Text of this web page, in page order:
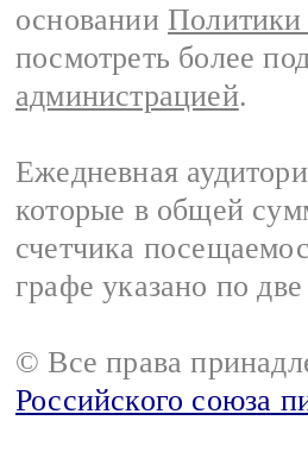
основании Политики
посмотреть более
администрацией.
Ежедневная
которые в общей
счетчика
графе указано по
© Все права
Российского союза